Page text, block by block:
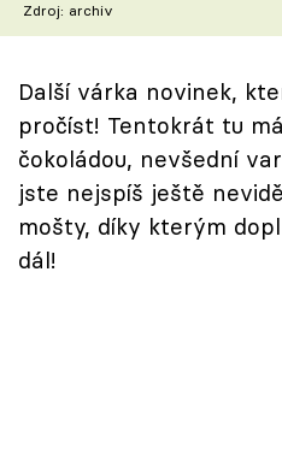
Těhotnej kuchař
Sledujte prima+
Přihlášení
Sledujte nás
Zdroj: archiv
Další várka novinek,
pročíst! Tentokrát tu
čokoládou, nevšední
jste nejspíš ještě
mošty, díky kterým
dál!